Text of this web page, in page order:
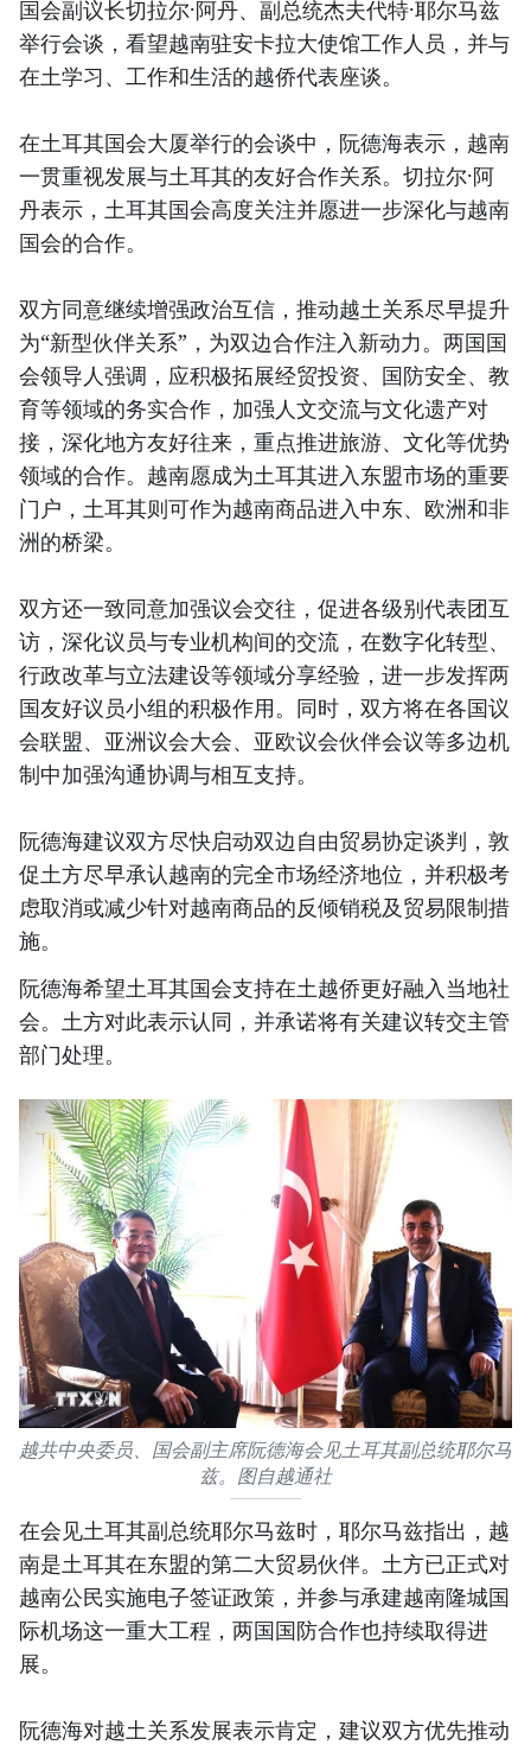
国会副议长切拉尔·阿丹、副总统杰夫代特·耶尔马兹
举行会谈，看望越南驻安卡拉大使馆工作人员，并与
在土学习、工作和生活的越侨代表座谈。
在土耳其国会大厦举行的会谈中，阮德海表示，越南
一贯重视发展与土耳其的友好合作关系。切拉尔·阿
丹表示，土耳其国会高度关注并愿进一步深化与越南
国会的合作。
双方同意继续增强政治互信，推动越土关系尽早提升
为“新型伙伴关系”，为双边合作注入新动力。两国国
会领导人强调，应积极拓展经贸投资、国防安全、教
育等领域的务实合作，加强人文交流与文化遗产对
接，深化地方友好往来，重点推进旅游、文化等优势
领域的合作。越南愿成为土耳其进入东盟市场的重要
门户，土耳其则可作为越南商品进入中东、欧洲和非
洲的桥梁。
双方还一致同意加强议会交往，促进各级别代表团互
访，深化议员与专业机构间的交流，在数字化转型、
行政改革与立法建设等领域分享经验，进一步发挥两
国友好议员小组的积极作用。同时，双方将在各国议
会联盟、亚洲议会大会、亚欧议会伙伴会议等多边机
制中加强沟通协调与相互支持。
阮德海建议双方尽快启动双边自由贸易协定谈判，敦
促土方尽早承认越南的完全市场经济地位，并积极考
虑取消或减少针对越南商品的反倾销税及贸易限制措
施。
阮德海希望土耳其国会支持在土越侨更好融入当地社
会。土方对此表示认同，并承诺将有关建议转交主管
部门处理。
越共中央委员、国会副主席阮德海会见土耳其副总统耶尔马
兹。图自越通社
在会见土耳其副总统耶尔马兹时，耶尔马兹指出，越
南是土耳其在东盟的第二大贸易伙伴。土方已正式对
越南公民实施电子签证政策，并参与承建越南隆城国
际机场这一重大工程，两国国防合作也持续取得进
展。
阮德海对越土关系发展表示肯定，建议双方优先推动